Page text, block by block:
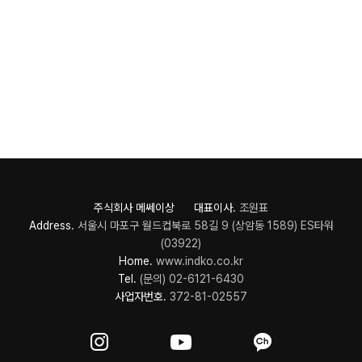
주식회사 메쎄이상 대표이사. 조원표
Address. 서울시 마포구 월드컵북로 58길 9 (상암동 1589) ES타워
(03922)
Home. www.indko.co.kr
Tel. (문의) 02-6121-6430
사업자번호. 372-81-02557